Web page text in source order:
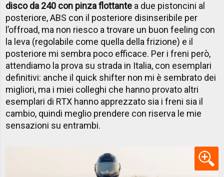
disco da 240 con pinza flottante a due pistoncini al
posteriore, ABS con il posteriore disinseribile per
l’offroad, ma non riesco a trovare un buon feeling con
la leva (regolabile come quella della frizione) e il
posteriore mi sembra poco efficace. Per i freni però,
attendiamo la prova su strada in Italia, con esemplari
definitivi: anche il quick shifter non mi è sembrato dei
migliori, ma i miei colleghi che hanno provato altri
esemplari di RTX hanno apprezzato sia i freni sia il
cambio, quindi meglio prendere con riserva le mie
sensazioni su entrambi.